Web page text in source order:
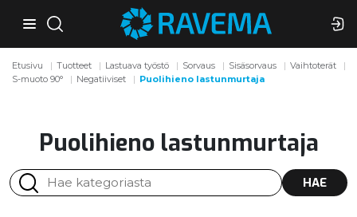
Etusivu Tuotteet Lastuava työstö Sorvaus Sisäsorvaus
Vaihtoterät
S-muoto 90°
Negatiiviset Puolihieno lastunmurtaja
Puolihieno lastunmurtaja
HAE